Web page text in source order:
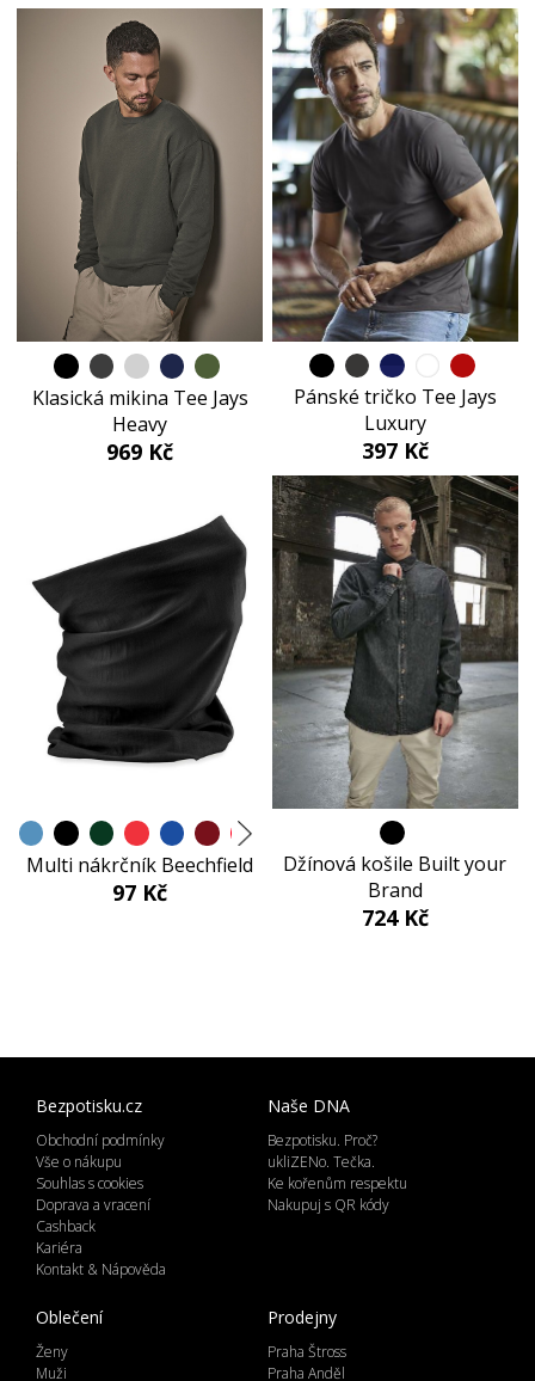
Klasická mikina Tee Jays
Heavy
969 Kč
Pánské tričko Tee Jays
Luxury
397 Kč
Multi nákrčník Beechfield
97 Kč
Džínová košile Built your
Brand
724 Kč
Bezpotisku.cz
Obchodní podmínky
Vše o nákupu
Souhlas s cookies
Doprava a vracení
Cashback
Kariéra
Kontakt & Nápověda
Naše DNA
Bezpotisku. Proč?
ukliZENo. Tečka.
Ke kořenům respektu
Nakupuj s QR kódy
Oblečení
Ženy
Muži
Prodejny
Praha Štross
Praha Anděl